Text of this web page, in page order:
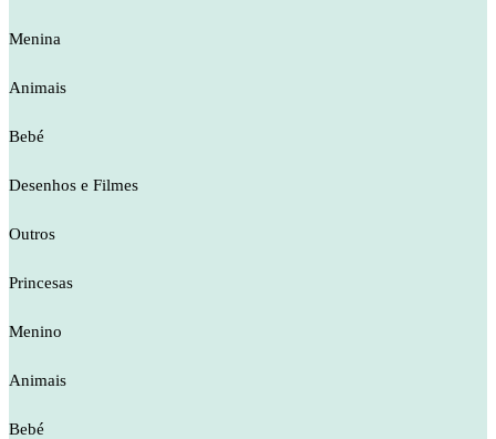
Menina
Animais
Bebé
Desenhos e Filmes
Outros
Princesas
Menino
Animais
Bebé